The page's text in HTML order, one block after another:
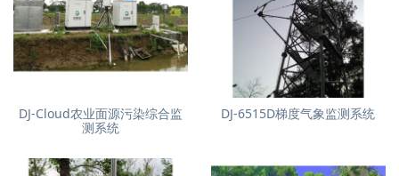
DJ-Cloud农业面源污染综合监
测系统
DJ-6515D梯度气象监测系统